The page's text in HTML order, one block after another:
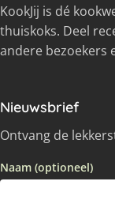
KookJij is dé
thuiskoks. Deel
andere bezoekers
Nieuwsbrief
Ontvang de
Naam (optioneel)